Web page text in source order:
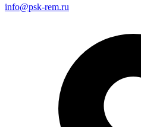
info@psk-rem.ru